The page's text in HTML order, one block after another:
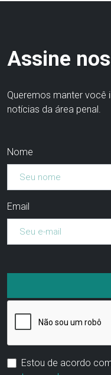
Assine
Queremos manter você
notícias da área penal.
Nome
Email
Estou de acordo